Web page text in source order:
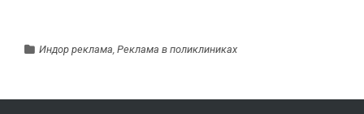
Индор реклама, Реклама в поликлиниках